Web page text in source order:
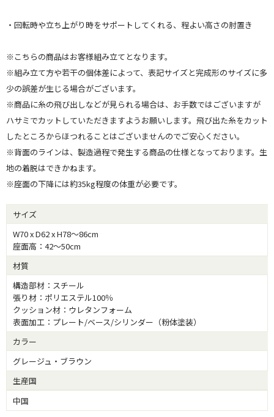
・回転時や立ち上がり時をサポートしてくれる、程よい高さの肘置き
※こちらの商品はお客様組み立てとなります。
※組み立て方や若干の個体差によって、表記サイズと完成形のサイズに多
少の誤差が生じる場合がございます。
※商品に糸の飛び出しなどが見られる場合は、お手数ではございますが
ハサミでカットしていただきますようお願いします。飛び出た糸をカット
したところからほつれることはございませんのでご安心ください。
※背面のラインは、製造過程で発生する商品の仕様となっております。生
地の着脱はできかねます。
※座面の下降には約35kg程度の体重が必要です。
サイズ
W70 x D62 x H78～86cm
座面高：42～50cm
材質
構造部材：スチール
張り材：ポリエステル100％
クッション材：ウレタンフォーム
表面加工：プレート/ベース/シリンダー（粉体塗装）
カラー
グレージュ・ブラウン
生産国
中国